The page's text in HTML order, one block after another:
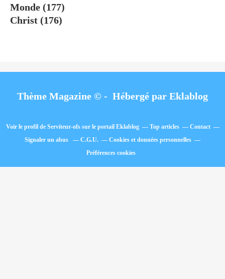
Monde (177)
Christ (176)
Thème Magazine © - Hébergé par Eklablog
Voir le profil de Serviteur-ofssur le portail Eklablog Top articles
Contact
Signaler un abus
C.G.U.
Cookies et données personnelles
Préférences cookies